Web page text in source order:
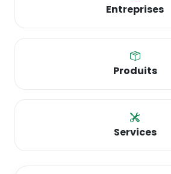
Entreprises
Produits
Services